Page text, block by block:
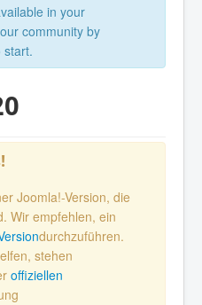
in your
community by
start.
Joomla!-Version, die
Wir empfehlen, ein
durchzuführen.
stehen
offiziellen